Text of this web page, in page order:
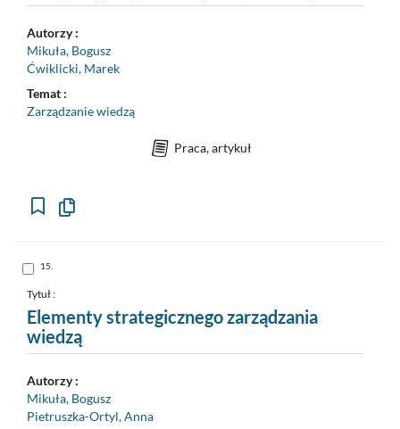
Autorzy :
Mikuła, Bogusz
Ćwiklicki, Marek
Temat :
Zarządzanie wiedzą
Praca, artykuł
Kopiuj
Skocz
do
nr
15
15.
Tytuł :
Elementy strategicznego zarządzania
wiedzą
Autorzy :
Mikuła, Bogusz
Pietruszka-Ortyl, Anna